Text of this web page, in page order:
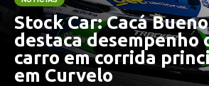
Stock Car: Cacá Bueno
destaca desempenho
carro em corrida
em Curvelo